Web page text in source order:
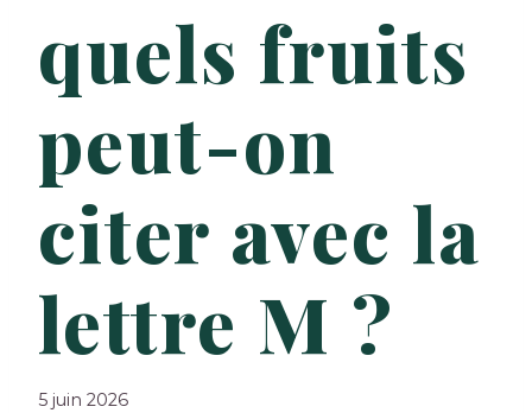
quels fruits
peut-on
citer avec la
lettre M ?
5 juin 2026